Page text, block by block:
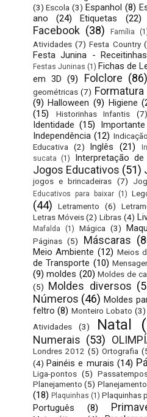
(3) Escola (3) Espanhol (8)
ano
(24) Etiquetas (22)
Facebook (38) Família
Atividades (7) Festa Country
Festa Junina - Receitinhas
Festas Juninas (1) Fichas de
em 3D (9) Folclore (86)
geométricas (7) Formatura
(9) Halloween (9) Higiene
(15)
Historinhas Infantis (7)
Identidade (15)
Independência (12)
Educativa
(2) Inglês (21)
sucata
(1) Interpretação
Jogos Educativos (51)
jogos e brincadeiras (7)
Educativos para baixar (1)
(44)
Letramento (6)
Letras Móveis (2) Libras (4)
Mafalda (1) Mágica (3)
Páginas (5) Máscaras
Meio Ambiente (12) Meios
de Transporte (10)
(9) moldes (20) Moldes de
(5) Moldes diversos
Números (46) Moldes
feltro (8) Monteiro Lobato (3)
Atividades
(3) Natal
Numerais (53)
Londres 2012 (5) Ortografia
(4) Painéis e murais (14)
Liga-pontos (5)
Planejamento (5)
(18) Plaquinhas (1) Plaquinhas
Português (8)